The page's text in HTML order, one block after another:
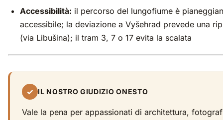
Accessibilità: il percorso del lungofiume è
accessibile; la deviazione a Vyšehrad prevede una
(via Libušina); il tram 3, 7 o 17 evita la scalata
✓ IL NOSTRO GIUDIZIO ONESTO
Vale la pena per appassionati di architettura,